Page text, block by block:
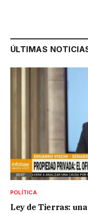
ÚLTIMAS
POLÍTICA
Ley de Tierras: